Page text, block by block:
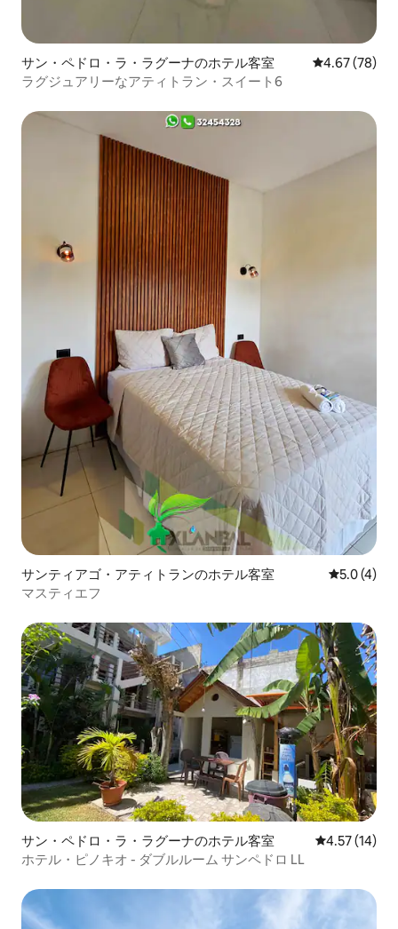
サン・ペドロ・ラ・ラグーナのホテル客室 レビュー78
4.67 (78)
ラグジュアリーなアティトラン・スイート6
サンティアゴ・アティトランのホテル客室 レビュー4
5.0 (4)
マスティエフ
サン・ペドロ・ラ・ラグーナのホテル客室 レビュー14
4.57 (14)
ホテル・ピノキオ - ダブルルーム サンペドロ LL